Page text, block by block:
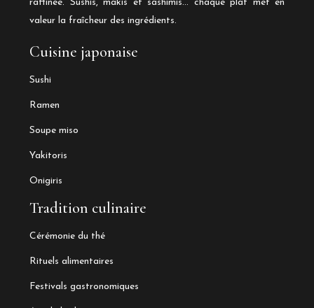
raffinée. Sushis, makis et sashimis… chaque plat met en
valeur la fraîcheur des ingrédients.
Cuisine japonaise
Sushi
Ramen
Soupe miso
Yakitoris
Onigiris
Tradition culinaire
Cérémonie du thé
Rituels alimentaires
Festivals gastronomiques